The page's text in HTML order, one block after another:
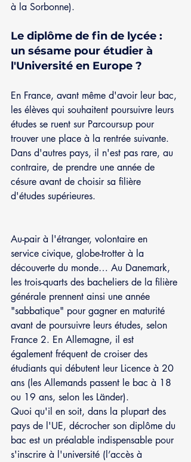
à la Sorbonne).
Le diplôme de fin de lycée :
un sésame pour étudier à
l'Université en Europe ?
En France, avant même d'avoir leur bac,
les élèves qui souhaitent poursuivre leurs
études se ruent sur Parcoursup pour
trouver une place à la rentrée suivante.
Dans d'autres pays, il n'est pas rare, au
contraire, de prendre une année de
césure avant de choisir sa filière
d'études supérieures.
Au-pair à l'étranger, volontaire en
service civique, globe-trotter à la
découverte du monde… Au Danemark,
les trois-quarts des bacheliers de la filière
générale prennent ainsi une année
"sabbatique" pour gagner en maturité
avant de poursuivre leurs études, selon
France 2. En Allemagne, il est
également fréquent de croiser des
étudiants qui débutent leur Licence à 20
ans (les Allemands passent le bac à 18
ou 19 ans, selon les Länder).
Quoi qu'il en soit, dans la plupart des
pays de l'UE, décrocher son diplôme du
bac est un préalable indispensable pour
s'inscrire à l'université (l’accès à